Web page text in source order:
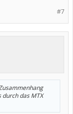
#7
durch das MTX